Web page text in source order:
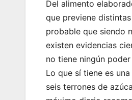
Del alimento
que previene
probable que siendo
existen evidencias
no tiene ningún
Lo que sí tiene es
seis terrones de